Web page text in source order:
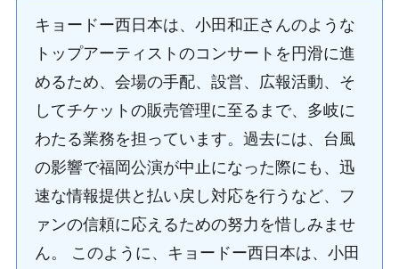
キョードー西日本は、小田和正さんのような
トップアーティストのコンサートを円滑に進
めるため、会場の手配、設営、広報活動、そ
してチケットの販売管理に至るまで、多岐に
わたる業務を担っています。過去には、台風
の影響で福岡公演が中止になった際にも、迅
速な情報提供と払い戻し対応を行うなど、フ
ァンの信頼に応えるための努力を惜しみませ
ん。 このように、キョードー西日本は、小田